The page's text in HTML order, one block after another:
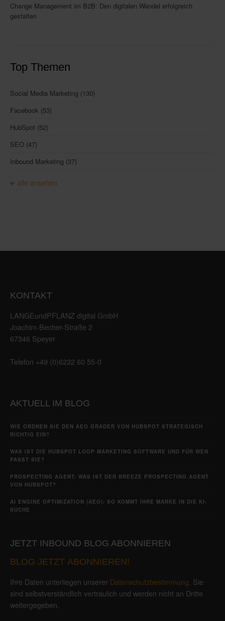
Change Management im B2B: Den digitalen Wandel erfolgreich
gestalten
Top Themen
Social Media Marketing (130)
Facebook (53)
HubSpot (52)
SEO (47)
Inbound Marketing (37)
alle ansehen
KONTAKT
LANGEundPFLANZ digital GmbH
Joachim-Becher-Straße 2
67346 Speyer
Telefon +49 (0)6232 60 55-0
AKTUELL IM BLOG
WIE ORDNEN SIE DEN AEO GRADER VON HUBSPOT STRATEGISCH
RICHTIG EIN?
WAS IST DIE HUBSPOT LOOP MARKETING SOFTWARE UND FÜR WEN
PASST SIE?
PROSPECTING AGENT: WAS IST DER BREEZE PROSPECTING AGENT
VON HUBSPOT?
AI ENGINE OPTIMIZATION (AEO): SO KOMMT IHRE MARKE IN DIE KI-
SUCHE
JETZT INBOUND BLOG ABONNIEREN
BLOG JETZT ABONNIEREN!
Ihre Daten unterliegen unserer Datenschutzbestimmung . Sie
sind selbstverständlich vertraulich und werden nicht an Dritte
weitergegeben.